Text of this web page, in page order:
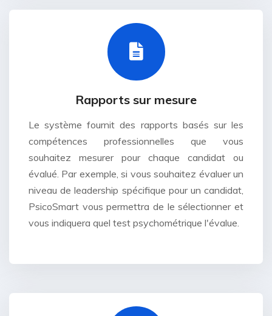
Rapports sur mesure
Le système fournit des rapports basés sur les
compétences professionnelles que vous
souhaitez mesurer pour chaque candidat ou
évalué. Par exemple, si vous souhaitez évaluer un
niveau de leadership spécifique pour un candidat,
PsicoSmart vous permettra de le sélectionner et
vous indiquera quel test psychométrique l'évalue.